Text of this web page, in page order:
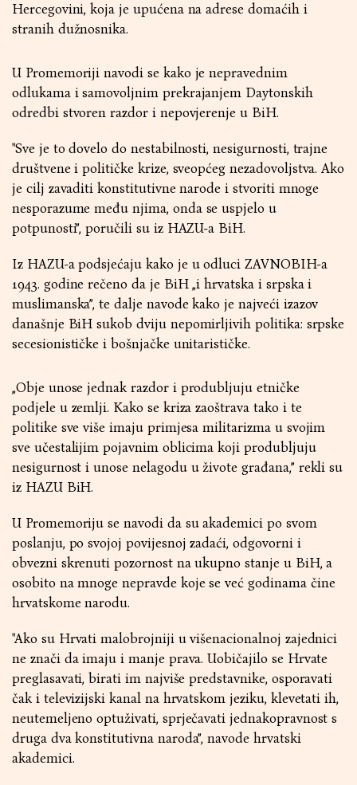
Hercegovini, koja je upućena na adrese domaćih i
stranih dužnosnika.
U Promemoriji navodi se kako je nepravednim
odlukama i samovoljnim prekrajanjem Daytonskih
odredbi stvoren razdor i nepovjerenje u BiH.
"Sve je to dovelo do nestabilnosti, nesigurnosti, trajne
društvene i političke krize, sveopćeg nezadovoljstva. Ako
je cilj zavaditi konstitutivne narode i stvoriti mnoge
nesporazume među njima, onda se uspjelo u
potpunosti”, poručili su iz HAZU-a BiH.
Iz HAZU-a podsjećaju kako je u odluci ZAVNOBIH-a
1943. godine rečeno da je BiH „i hrvatska i srpska i
muslimanska”, te dalje navode kako je najveći izazov
današnje BiH sukob dviju nepomirljivih politika: srpske
secesionističke i bošnjačke unitarističke.
„Obje unose jednak razdor i produbljuju etničke
podjele u zemlji. Kako se kriza zaoštrava tako i te
politike sve više imaju primjesa militarizma u svojim
sve učestalijim pojavnim oblicima koji produbljuju
nesigurnost i unose nelagodu u živote građana,” rekli su
iz HAZU BiH.
U Promemoriju se navodi da su akademici po svom
poslanju, po svojoj povijesnoj zadaći, odgovorni i
obvezni skrenuti pozornost na ukupno stanje u BiH, a
osobito na mnoge nepravde koje se već godinama čine
hrvatskome narodu.
"Ako su Hrvati malobrojniji u višenacionalnoj zajednici
ne znači da imaju i manje prava. Uobičajilo se Hrvate
preglasavati, birati im najviše predstavnike, osporavati
čak i televizijski kanal na hrvatskom jeziku, klevetati ih,
neutemeljeno optuživati, sprječavati jednakopravnost s
druga dva konstitutivna naroda”, navode hrvatski
akademici.